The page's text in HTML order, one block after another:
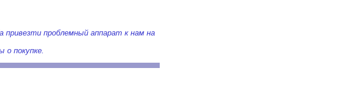
привезти проблемный аппарат к нам на
о покупке.